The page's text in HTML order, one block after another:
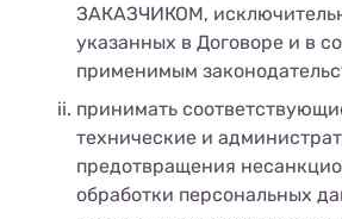
ЗАКАЗЧИКОМ,
указанных в Договоре и в
применимым
принимать
технические и
предотвращения
обработки персональных